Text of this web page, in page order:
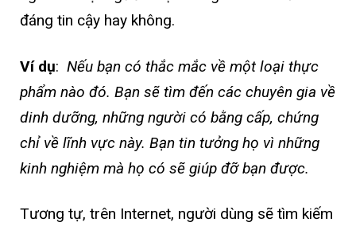
đáng tin cậy hay không.
Ví dụ: Nếu bạn có thắc mắc về một loại thực
phẩm nào đó. Bạn sẽ tìm đến các chuyên gia về
dinh dưỡng, những người có bằng cấp, chứng
chỉ về lĩnh vực này. Bạn tin tưởng họ vì những
kinh nghiệm mà họ có sẽ giúp đỡ bạn được.
Tương tự, trên Internet, người dùng sẽ tìm kiếm